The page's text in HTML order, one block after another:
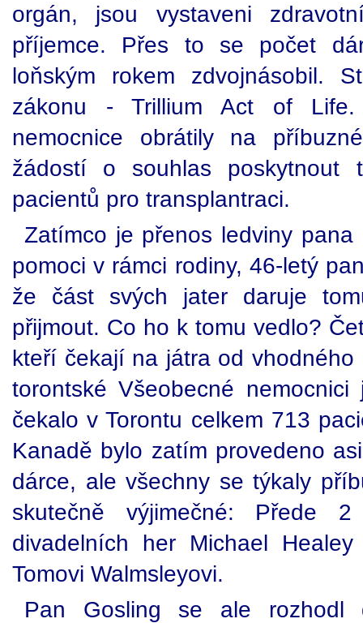
orgán, jsou vystaveni
příjemce. Přes to se počet
loňským rokem zdvojnásobil.
zákonu - Trillium Act of
nemocnice obrátily na
žádostí o souhlas poskytnout
pacientů pro transplantraci.
Zatímco je přenos ledviny
pomoci v rámci rodiny, 46-letý
že část svých jater daruje
přijmout. Co ho k tomu vedlo?
kteří čekají na játra od
torontské Všeobecné
čekalo v Torontu celkem 713
Kanadě bylo zatím provedeno
dárce, ale všechny se týkaly
skutečně výjimečné: Přede
divadelních her Michael
Tomovi Walmsleyovi.
Pan Gosling se ale rozhodl